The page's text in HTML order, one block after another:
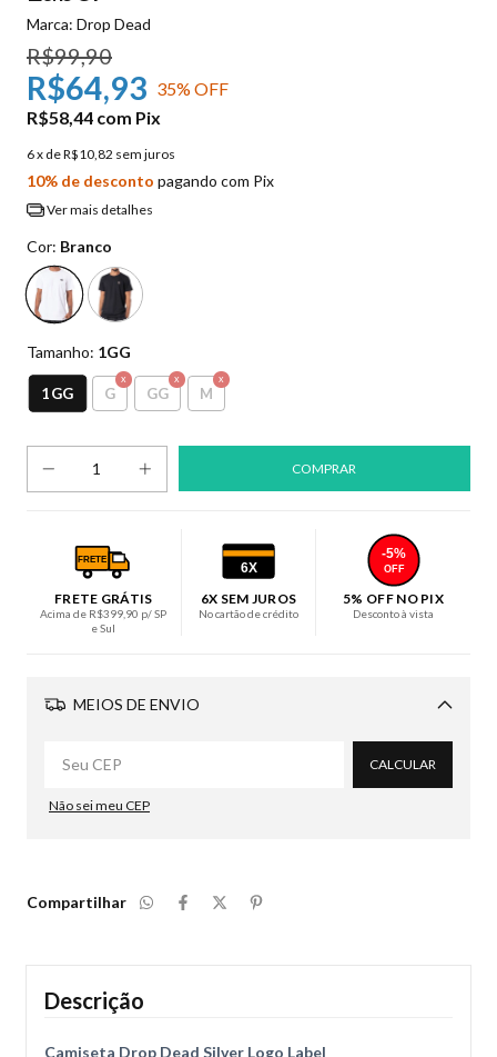
Marca: Drop Dead
R$99,90
R$64,93 35% OFF
R$58,44 com Pix
6x deR$10,82 sem juros
10% de desconto pagando com Pix
Ver mais detalhes
Cor: Branco
Tamanho: 1GG
1GG G GG M
FRETE
FRETE GRÁTIS
Acima de R$399,90 p/ SP
e Sul
6X
6X SEM JUROS
No cartão de crédito
-5%
OFF
5% OFF NO PIX
Desconto à vista
MEIOS DE ENVIO
Alterar CEP
CALCULAR
Não sei meu CEP
Compartilhar
Descrição
Camiseta Drop Dead Silver Logo Label